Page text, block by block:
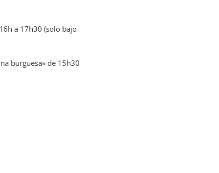
a 17h30 (solo bajo
burguesa» de 15h30